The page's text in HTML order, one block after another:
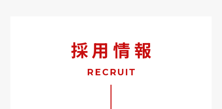
採用情報
RECRUIT